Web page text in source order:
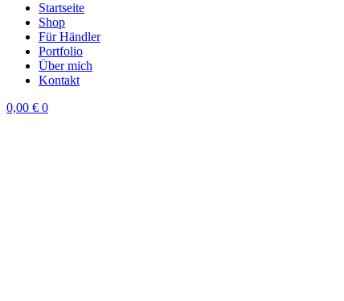
Startseite
Shop
Für Händler
Portfolio
Über mich
Kontakt
0,00 € 0